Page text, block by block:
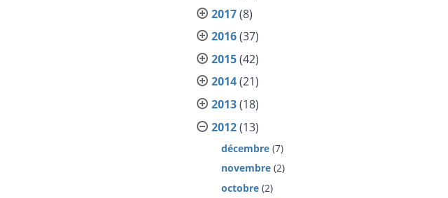
2017(8)
2016(37)
2015(42)
2014(21)
2013(18)
2012(13)
décembre (7)
novembre (2)
octobre (2)